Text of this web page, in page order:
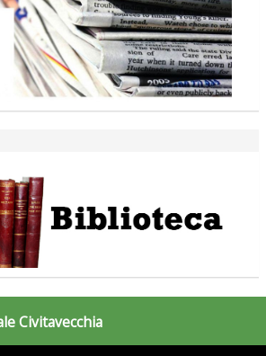
InBlu2000 traccia il bilancio della stagione
Civitavecchia